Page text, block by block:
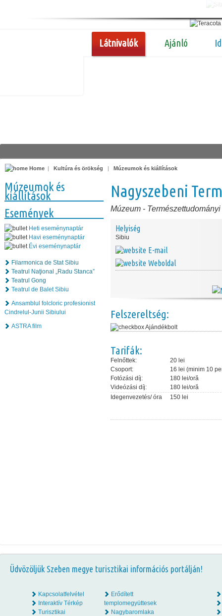
Látnivalók Ajánló
Home | Kultúra és örökség | Múzeumok és kiállítások
Múzeumok és
kiállítások
Események
Heti eseménynaptár
Havi eseménynaptár
Évi eseménynaptár
Filarmonica de Stat Sibiu
Teatrul Naţional „Radu Stanca”
Teatrul Gong
Teatrul de Balet Sibiu
Ansamblul folcloric profesionist
Cindrelul-Junii Sibiului
ASTRA film
Nagyszebeni
Múzeum -
Helyiség
Sibiu
E-mail
Weboldal
Felszereltség:
Ajándékbolt
Tarifák:
Felnőttek:
20 lei
Csoport:
16 lei (minim 10
Fotózási díj:
180 lei/oră
Videózási díj:
180 lei/oră
Idegenvezetés/ óra
150 lei
Üdvözöljük Szeben megye turisztikai információs portálján!
Kapcsolatfelvétel
Interaktív Térkép
Turisztikai
Erődített
templomegyüttesek
Nagybaromlaka